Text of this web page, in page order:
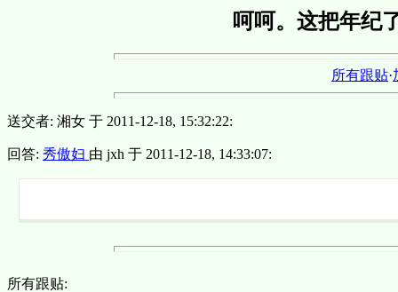
呵呵。这把年纪
所有跟贴·
送交者: 湘女 于 2011-12-18, 15:32:22:
回答: 秀傲妇 由 jxh 于 2011-12-18, 14:33:07:
所有跟贴: